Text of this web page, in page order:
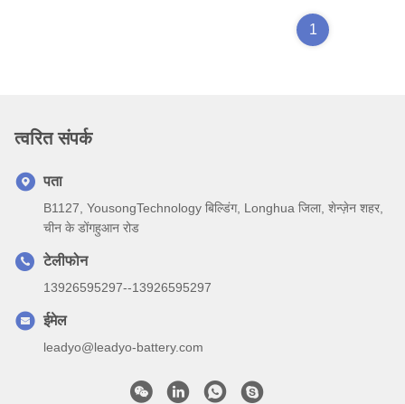
1
त्वरित संपर्क
पता
B1127, YousongTechnology बिल्डिंग, Longhua जिला, शेन्ज़ेन शहर,
चीन के डोंगहुआन रोड
टेलीफोन
13926595297--13926595297
ईमेल
leadyo@leadyo-battery.com